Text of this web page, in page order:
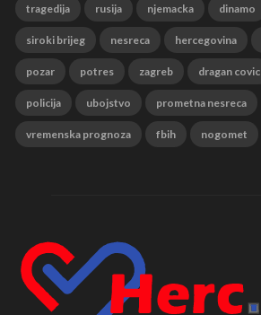
tragedija rusija njemacka dinamo
siroki brijeg nesreca hercegovina
pozar potres zagreb dragan covic
policija ubojstvo prometna nesreca
vremenska prognoza fbih nogomet